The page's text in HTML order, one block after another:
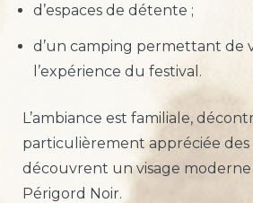
d’espaces de détente ;
d’un camping permettant de
l’expérience du festival.
L’ambiance est familiale,
particulièrement appréciée des
découvrent un visage
Périgord Noir.